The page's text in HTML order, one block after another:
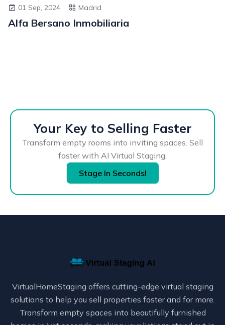
01 Sep, 2024 Madrid
Alfa Bersano Inmobiliaria
Your Key to Selling Faster
Transform empty rooms into inviting spaces. Sell
faster with AI Virtual Staging.
Stage In Seconds!
VirtualHomeStaging offers cutting-edge virtual staging
solutions to help you sell properties faster and for more.
Transform empty spaces into beautifully furnished